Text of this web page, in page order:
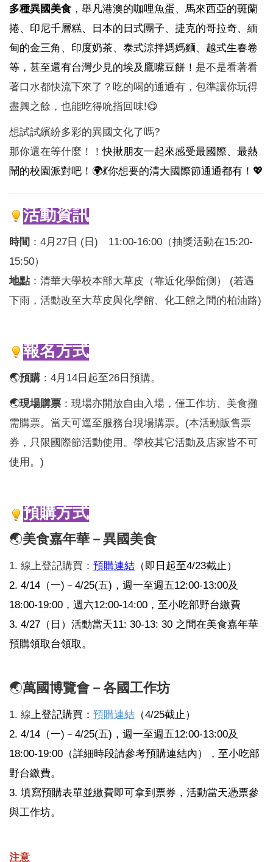
多種異國美食 ，舉凡港澳的咖哩魚蛋、馬來西亞的斑蘭
捲、印尼千層糕、日本的日式團子、捷克的哥拉奇、緬
甸的金三角、印度奶茶、泰式涼拌媽媽麵、越式生春卷
等，甚至還有台灣少見的埃及鷹嘴豆餅！ 是不是看著看
著口水都快流下來了？吃的喝的通通有，包準讓你玩得
盡興之餘，也能吃得吮指回味!😋
想試試繽紛多彩的異國文化了嗎?
那你還在等什麼！！快揪朋友一起來感受最國際、最熱
鬧的校園派對吧！ 🌍💃你想要的清大國際節通通都有！ 💖
活動資訊
時間 ：4月27日 (日) 11:00-16:00（抽獎活動在15:20-
15:50）
地點 ：清華大學校本部大草皮（靠近化學館側） (若遇
下雨，活動改至大草皮與化學館、化工館之間的柏油路)
報名方式
🌏預購 ：4月14日起至26日預購。
🌏現場購票 ：現場亦開放自由入場，僅工作坊、美食攤
需購票。當天可逕至服務台現場購票。(本活動販售票
券，只限國際節活動使用。學校其它活動及店家皆不可
使用。)
預購方式
🌏美食嘉年華－異國美食
1. 線上登記購買： 預購連結 （即日起至4/23截止）
2. 4/14（一)－4/25(五)，週一至週五12:00-13:00及
18:00-19:00，週六12:00-14:00，至小吃部野台繳費
3. 4/27（日）活動當天11: 30-13: 30 之間在美食嘉年華
預購領取台領取。
🌏萬國博覽會－各國工作坊
1. 線 上登記購買： 預購連結 （4/25截止）
2. 4/14（一)－4/25(五)，週一至週五12:00-13:00及
18:00-19:00（詳細時段請參考預購連結內），至小吃部
野台繳費。
3. 填寫預購表單並繳費即可拿到票券，活動當天憑票參
與工作坊。
注意